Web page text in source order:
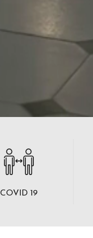
COVID 19